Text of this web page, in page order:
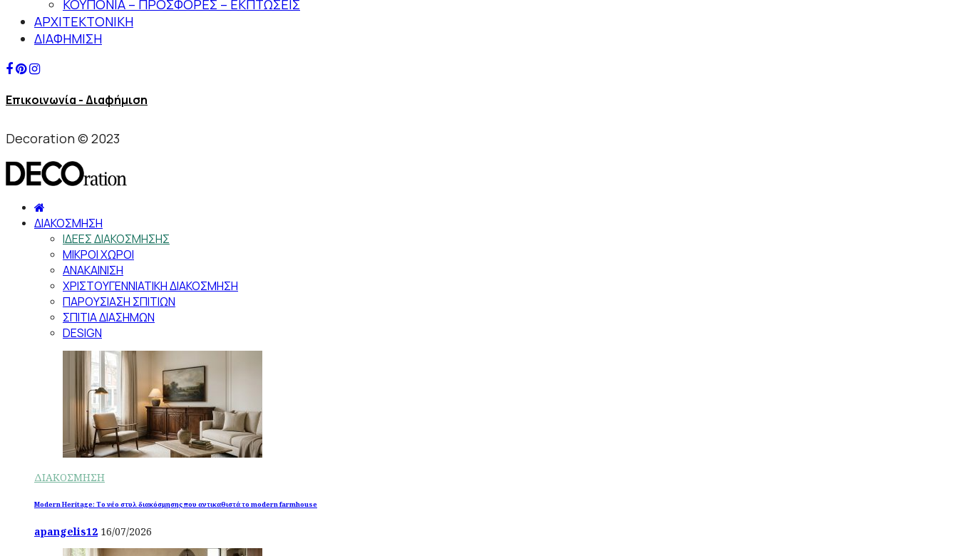
ΚΟΥΠΟΝΙΑ – ΠΡΟΣΦΟΡΕΣ – ΕΚΠΤΩΣΕΙΣ
ΑΡΧΙΤΕΚΤΟΝΙΚΗ
ΔΙΑΦΗΜΙΣΗ
Επικοινωνία - Διαφήμιση
Decoration © 2023
ΔΙΑΚΟΣΜΗΣΗ
ΙΔΕΕΣ ΔΙΑΚΟΣΜΗΣΗΣ
ΜΙΚΡΟΙ ΧΩΡΟΙ
ΑΝΑΚΑΙΝΙΣΗ
ΧΡΙΣΤΟΥΓΕΝΝΙΑΤΙΚΗ ΔΙΑΚΟΣΜΗΣΗ
ΠΑΡΟΥΣΙΑΣΗ ΣΠΙΤΙΩΝ
ΣΠΙΤΙΑ ΔΙΑΣΗΜΩΝ
DESIGN
ΔΙΑΚΟΣΜΗΣΗ
Modern Heritage: Το νέο στυλ διακόσμησης που αντικαθιστά το modern farmhouse
apangelis12 16/07/2026